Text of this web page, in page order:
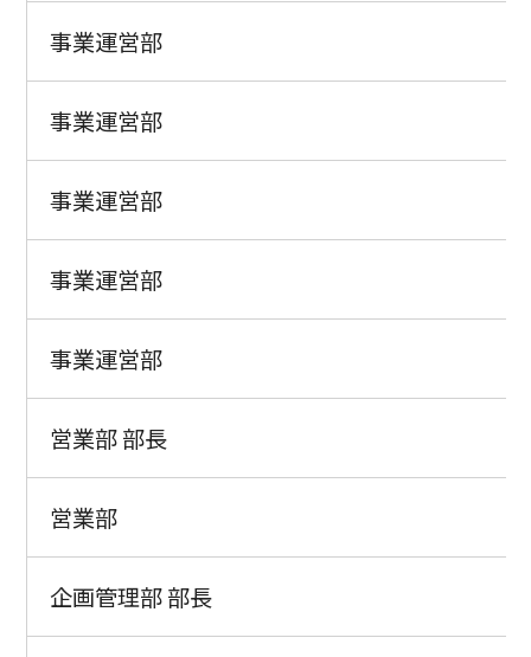
事業運営部
事業運営部
事業運営部
事業運営部
事業運営部
営業部 部長
営業部
企画管理部 部長